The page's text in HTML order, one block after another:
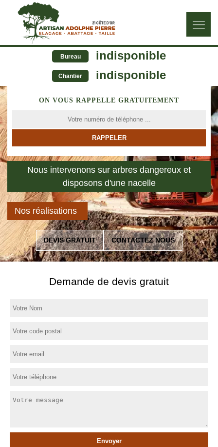
Bureau indisponible
Chantier indisponible
ON VOUS RAPPELLE GRATUITEMENT
Nous intervenons sur arbres dangereux et
disposons d'une nacelle
Nos réalisations
DEVIS GRATUIT CONTACTEZ NOUS
Demande de devis gratuit